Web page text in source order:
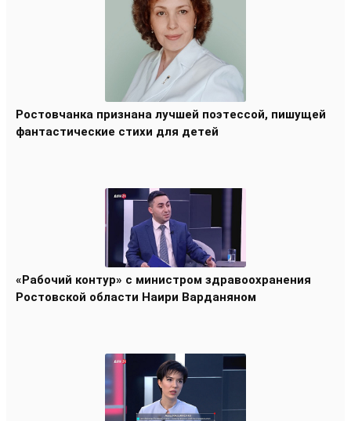
Ростовчанка признана лучшей поэтессой, пишущей
фантастические стихи для детей
«Рабочий контур» с министром здравоохранения
Ростовской области Наири Варданяном